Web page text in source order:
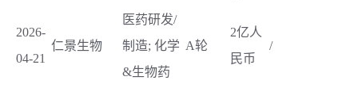
2026-
04-21
仁景生物
医药研发/
制造; 化学
&生物药
A轮
2亿人
民币
/